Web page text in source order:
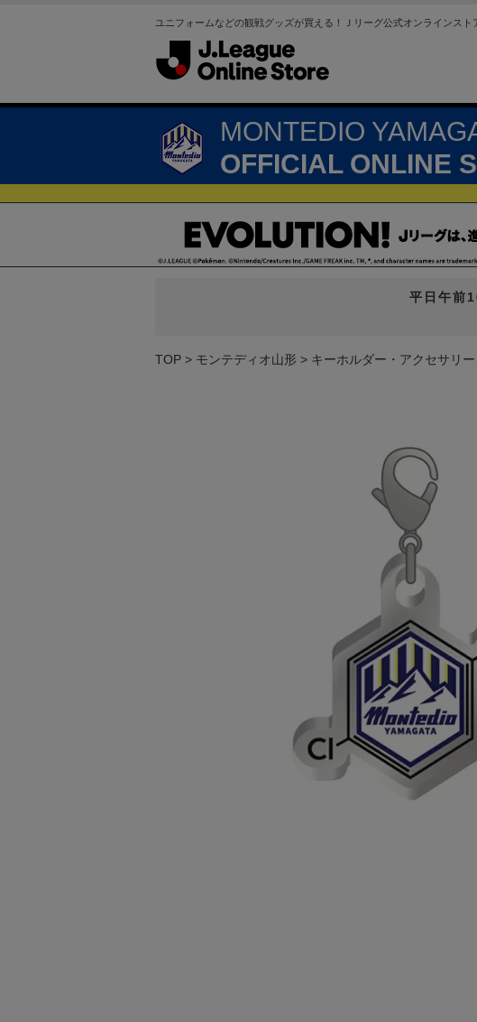
ユニフォームなどの観戦グッズが買える！Ｊリーグ公式オンラインスト
MONTEDIO
OFFICIAL ONLINE
平日午前
TOP モンテディオ山形 キーホルダー・アクセサリー